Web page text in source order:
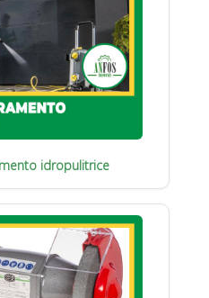
idropulitrice